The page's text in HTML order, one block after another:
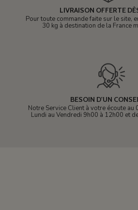
LIVRAISON OFFERTE
Pour toute commande faite sur le site,
30 kg à destination de la France
BESOIN D'UN
Notre Service Client à votre écoute
Lundi au Vendredi 9h00 à 12h00 et